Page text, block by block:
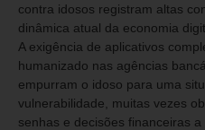
contra idosos registram altas
dinâmica atual da economia
A exigência de aplicativos
humanizado nas agências
empurram o idoso para uma
vulnerabilidade, muitas vezes
senhas e decisões financeiras a